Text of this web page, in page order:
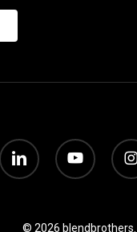
linkedin youtube
© 2026 blendbrothers.